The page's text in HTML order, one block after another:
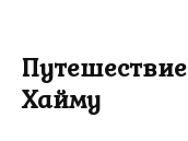
Хайму